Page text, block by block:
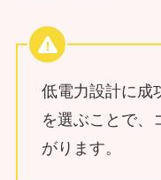
低電力設計に成
を選ぶことで、
がります。